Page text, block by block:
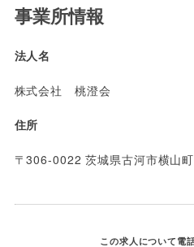
事業所情報
法人名
株式会社 桃澄会
住所
〒306-0022 茨城県古河市横山
この求人について電